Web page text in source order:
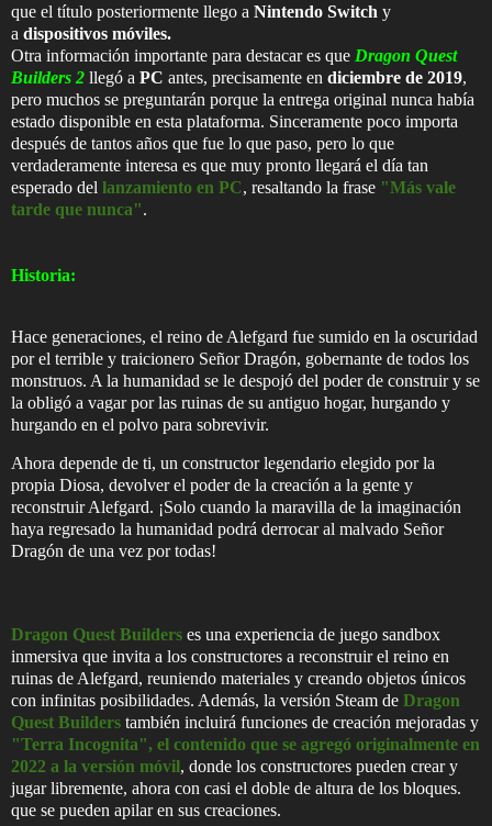
que el título posteriormente llego a Nintendo Switch y
a dispositivos móviles.
Otra información importante para destacar es que Dragon Quest
Builders 2 llegó a PC antes, precisamente en diciembre de 2019,
pero muchos se preguntarán porque la entrega original nunca había
estado disponible en esta plataforma. Sinceramente poco importa
después de tantos años que fue lo que paso, pero lo que
verdaderamente interesa es que muy pronto llegará el día tan
esperado del lanzamiento en PC, resaltando la frase "Más vale
tarde que nunca".
Historia:
Hace generaciones, el reino de Alefgard fue sumido en la oscuridad
por el terrible y traicionero Señor Dragón, gobernante de todos los
monstruos. A la humanidad se le despojó del poder de construir y se
la obligó a vagar por las ruinas de su antiguo hogar, hurgando y
hurgando en el polvo para sobrevivir.
Ahora depende de ti, un constructor legendario elegido por la
propia Diosa, devolver el poder de la creación a la gente y
reconstruir Alefgard. ¡Solo cuando la maravilla de la imaginación
haya regresado la humanidad podrá derrocar al malvado Señor
Dragón de una vez por todas!
Dragon Quest Builders es una experiencia de juego sandbox
inmersiva que invita a los constructores a reconstruir el reino en
ruinas de Alefgard, reuniendo materiales y creando objetos únicos
con infinitas posibilidades. Además, la versión Steam de Dragon
Quest Builders también incluirá funciones de creación mejoradas y
"Terra Incognita", el contenido que se agregó originalmente en
2022 a la versión móvil, donde los constructores pueden crear y
jugar libremente, ahora con casi el doble de altura de los bloques.
que se pueden apilar en sus creaciones.